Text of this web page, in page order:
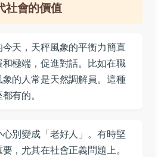
社會的價值
天，天秤風象的平衡力簡直
極端，促進對話。比如在職
的人常是天然調解員。這種
有的。
別變成「老好人」。有時堅
，尤其在社會正義問題上。